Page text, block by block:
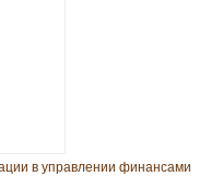
в управлении финансами